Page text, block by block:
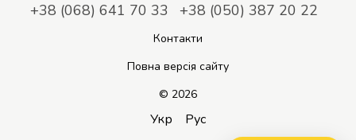
+38 (068) 641 70 33 +38 (050) 387 20 22
Контакти
Повна версія сайту
© 2026
Укр Рус